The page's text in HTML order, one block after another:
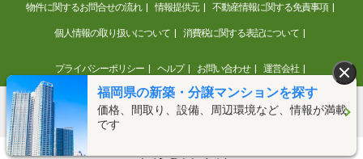
福岡県の新築・分譲マンションを探す
価格、間取り、設備、周辺環境など、情報が満載
です
物件に関するお問合せの流れ 情報提供元 不動産情報に関する免責事項
個人情報の取り扱いについて 消費税に関する表記について
プライバシーポリシー ヘルプ お問い合わせ 運営会社
©NTT DOCOMO